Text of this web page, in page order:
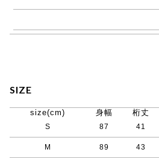
SIZE
size(cm) 身幅 桁丈
S 87 41
M 89 43